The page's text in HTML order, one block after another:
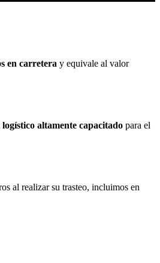
en carretera y equivale al valor
altamente capacitado para el
al realizar su trasteo, incluimos en